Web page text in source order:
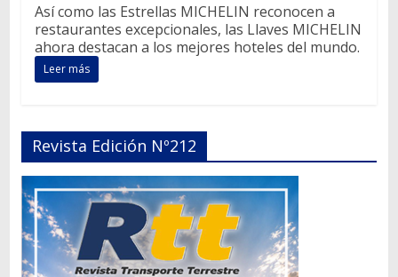
Así como las Estrellas MICHELIN reconocen a
restaurantes excepcionales, las Llaves MICHELIN
ahora destacan a los mejores hoteles del mundo.
Leer más
Revista Edición Nº212